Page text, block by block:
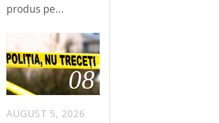
produs pe…
08
AUGUST 5, 2026